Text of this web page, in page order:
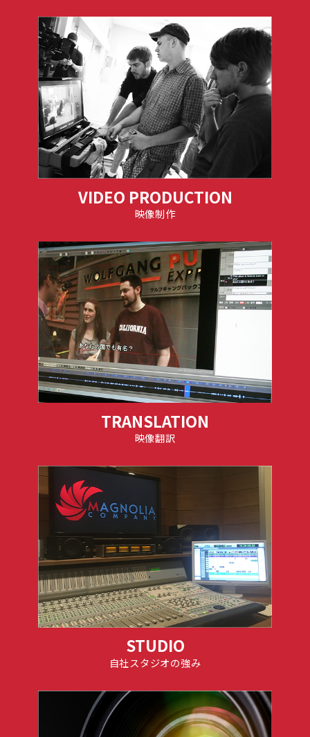
VIDEO PRODUCTION
映像制作
TRANSLATION
映像翻訳
STUDIO
自社スタジオの強み